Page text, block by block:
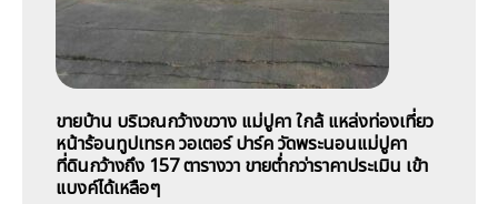
ขายบ้าน บริเวณกว้างขวาง แม่ปูคา ใกล้ แหล่งท่องเที่ยว
หน้าร้อนทูปเทรค วอเตอร์ ปาร์ค วัดพระนอนแม่ปูคา
ที่ดินกว้างถึง 157 ตารางวา ขายต่ำกว่าราคาประเมิน เข้า
แบงค์ได้เหลือๆ